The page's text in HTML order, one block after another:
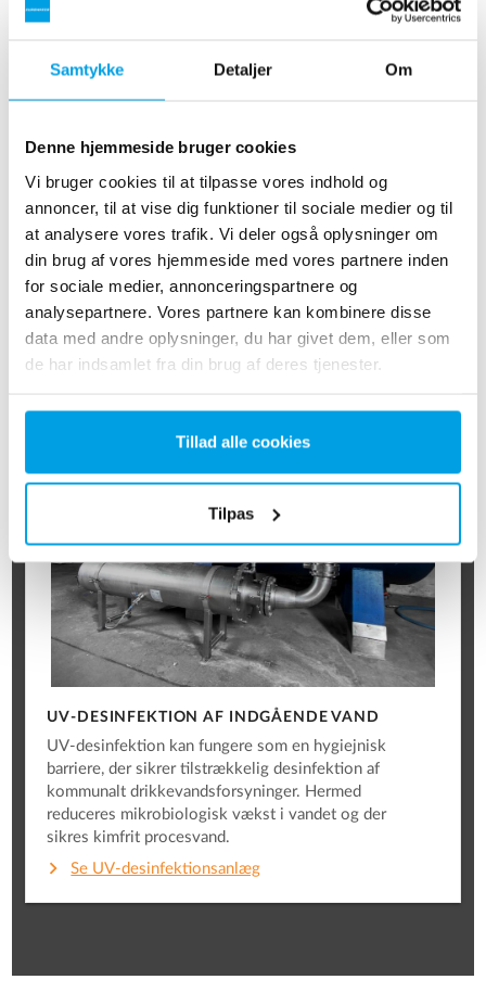
Samtykke Detaljer Om
Denne hjemmeside bruger cookies
Vi bruger cookies til at tilpasse vores indhold og
annoncer, til at vise dig funktioner til sociale medier og til
at analysere vores trafik. Vi deler også oplysninger om
din brug af vores hjemmeside med vores partnere inden
for sociale medier, annonceringspartnere og
analysepartnere. Vores partnere kan kombinere disse
data med andre oplysninger, du har givet dem, eller som
de har indsamlet fra din brug af deres tjenester.
Tillad alle cookies
Tilpas
Direkte varme eller varme fra varmt vand er en vigtig
faktor ved produktion af føde- og drikkevarer. Optimal
vandkvalitet til industrielle dampkedler vil minimere
behovet for bundudblæsning og optimere
driftssikkerheden.
Læs mere om kedelvand
UV-DESINFEKTION AF INDGÅENDE VAND
UV-desinfektion kan fungere som en hygiejnisk
barriere, der sikrer tilstrækkelig desinfektion af
kommunalt drikkevandsforsyninger. Hermed
reduceres mikrobiologisk vækst i vandet og der
sikres kimfrit procesvand.
Se UV-desinfektionsanlæg